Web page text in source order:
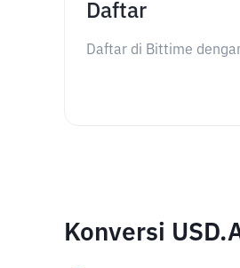
Daftar
Daftar di Bittime
Konversi